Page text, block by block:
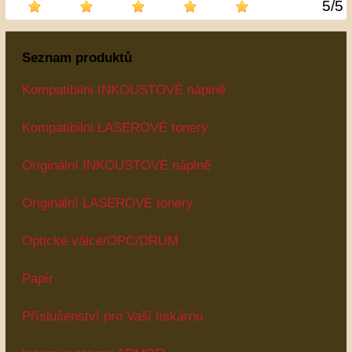
5/5
Seznam produktů
Kompatibilni INKOUSTOVÉ náplně
Kompatibilni LASEROVÉ tonery
Originální INKOUSTOVÉ náplně
Originální LASEROVÉ tonery
Optické válce/OPC/DRUM
Papír
Příslušenství pro Vaši tiskárnu